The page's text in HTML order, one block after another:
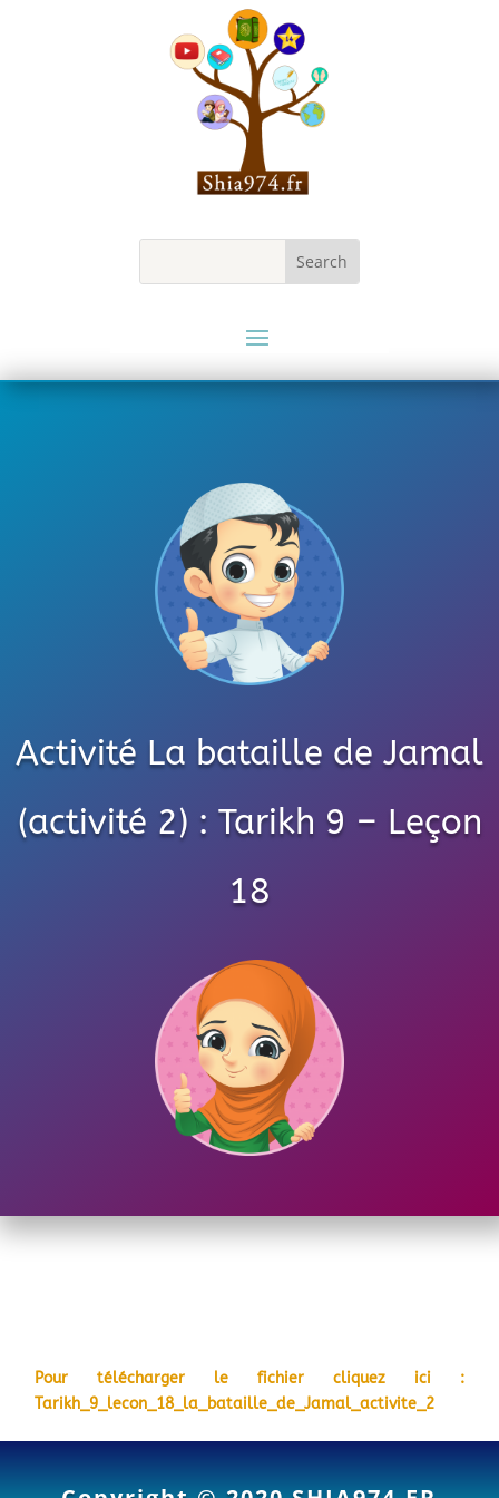
Activité La bataille de Jamal
(activité 2) : Tarikh 9 – Leçon
18
Pour télécharger le fichier cliquez ici :
Tarikh_9_lecon_18_la_bataille_de_Jamal_activite_2